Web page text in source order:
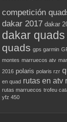
competición
dakar 2017 dakar
dakar quads
quads gps garmin
montes marruecos atv
2016 polaris polaris rzr
en quad rutas en atv
rutas marruecos trofeu
yfz 450